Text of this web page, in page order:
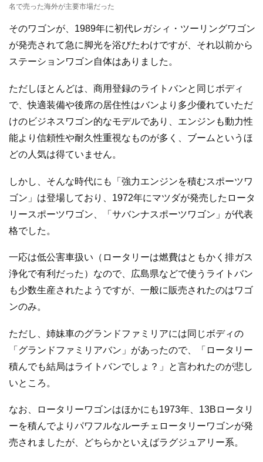
名で売った海外が主要市場だった
そのワゴンが、1989年に初代レガシィ・ツーリングワゴン
が発売されて急に脚光を浴びたわけですが、それ以前から
ステーションワゴン自体はありました。
ただしほとんどは、商用登録のライトバンと同じボディ
で、快適装備や後席の居住性はバンより多少優れていただ
けのビジネスワゴン的なモデルであり、エンジンも動力性
能より信頼性や耐久性重視なものが多く、ブームというほ
どの人気は得ていません。
しかし、そんな時代にも「強力エンジンを積むスポーツワ
ゴン」は登場しており、1972年にマツダが発売したロータ
リースポーツワゴン、「サバンナスポーツワゴン」が代表
格でした。
一応は低公害車扱い（ロータリーは燃費はともかく排ガス
浄化で有利だった）なので、広島県などで使うライトバン
も少数生産されたようですが、一般に販売されたのはワゴ
ンのみ。
ただし、姉妹車のグランドファミリアには同じボディの
「グランドファミリアバン」があったので、「ロータリー
積んでも結局はライトバンでしょ？」と言われたのが悲し
いところ。
なお、ロータリーワゴンはほかにも1973年、13Bロータリ
ーを積んでよりパワフルなルーチェロータリーワゴンが発
売されましたが、どちらかといえばラグジュアリー系。